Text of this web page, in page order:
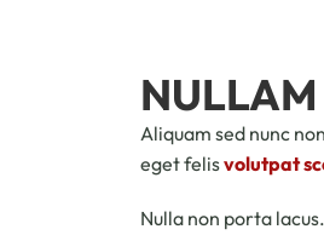
Aliquam sed nunc
eget felisvolutpat
Nulla non porta